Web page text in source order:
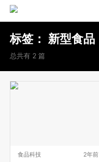
标签： 新型食品
总共有 2 篇
食品科技 2年前